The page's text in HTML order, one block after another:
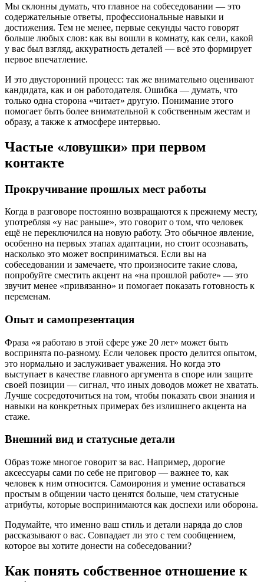
Мы склонны думать, что главное на собеседовании — это
содержательные ответы, профессиональные навыки и
достижения. Тем не менее, первые секунды часто говорят
больше любых слов: как вы вошли в комнату, как сели, какой
у вас был взгляд, аккуратность деталей — всё это формирует
первое впечатление.
И это двусторонний процесс: так же внимательно оценивают
кандидата, как и он работодателя. Ошибка — думать, что
только одна сторона «читает» другую. Понимание этого
помогает быть более внимательной к собственным жестам и
образу, а также к атмосфере интервью.
Частые «ловушки» при первом
контакте
Прокручивание прошлых мест работы
Когда в разговоре постоянно возвращаются к прежнему месту,
употребляя «у нас раньше», это говорит о том, что человек
ещё не переключился на новую работу. Это обычное явление,
особенно на первых этапах адаптации, но стоит осознавать,
насколько это может восприниматься. Если вы на
собеседовании и замечаете, что произносите такие слова,
попробуйте сместить акцент на «на прошлой работе» — это
звучит менее «привязанно» и помогает показать готовность к
переменам.
Опыт и самопрезентация
Фраза «я работаю в этой сфере уже 20 лет» может быть
воспринята по-разному. Если человек просто делится опытом,
это нормально и заслуживает уважения. Но когда это
выступает в качестве главного аргумента в споре или защите
своей позиции — сигнал, что иных доводов может не хватать.
Лучше сосредоточиться на том, чтобы показать свои знания и
навыки на конкретных примерах без излишнего акцента на
стаже.
Внешний вид и статусные детали
Образ тоже многое говорит за вас. Например, дорогие
аксессуары сами по себе не приговор — важнее то, как
человек к ним относится. Самоирония и умение оставаться
простым в общении часто ценятся больше, чем статусные
атрибуты, которые воспринимаются как доспехи или оборона.
Подумайте, что именно ваш стиль и детали наряда до слов
рассказывают о вас. Совпадает ли это с тем сообщением,
которое вы хотите донести на собеседовании?
Как понять собственное отношение к